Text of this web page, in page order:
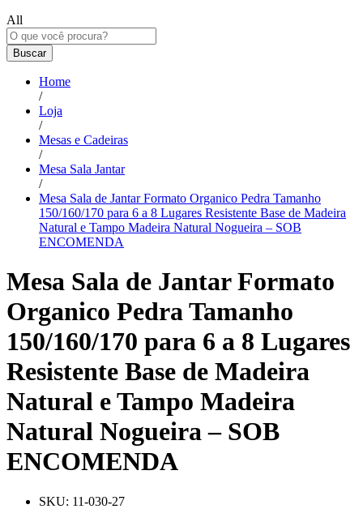
All
Buscar
Home
/
Loja
/
Mesas e Cadeiras
/
Mesa Sala Jantar
/
Mesa Sala de Jantar Formato Organico Pedra Tamanho
150/160/170 para 6 a 8 Lugares Resistente Base de Madeira
Natural e Tampo Madeira Natural Nogueira – SOB
ENCOMENDA
Mesa Sala de Jantar Formato
Organico Pedra Tamanho
150/160/170 para 6 a 8 Lugares
Resistente Base de Madeira
Natural e Tampo Madeira
Natural Nogueira – SOB
ENCOMENDA
SKU: 11-030-27